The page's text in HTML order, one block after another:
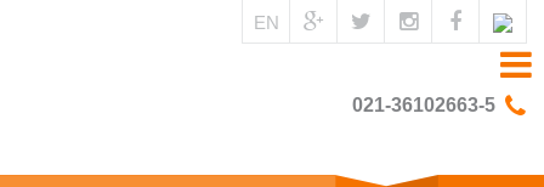
EN
021-36102663-5